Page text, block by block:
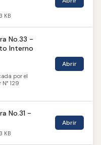
KB
No.33 -
Interno
por el
129
Abrir
No.31 -
KB
Abrir